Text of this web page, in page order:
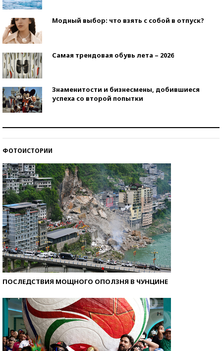
Модный выбор: что взять с собой в отпуск?
Самая трендовая обувь лета – 2026
Знаменитости и бизнесмены, добившиеся
успеха со второй попытки
ФОТОИСТОРИИ
ПОСЛЕДСТВИЯ МОЩНОГО ОПОЛЗНЯ В ЧУНЦИНЕ